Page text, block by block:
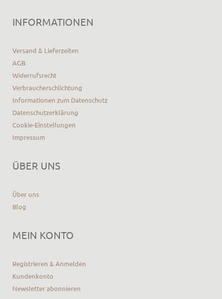
INFORMATIONEN
Versand & Lieferzeiten
AGB
Widerrufsrecht
Verbraucherschlichtung
Informationen zum Datenschutz
Datenschutzerklärung
Cookie-Einstellungen
Impressum
ÜBER UNS
Über uns
Blog
MEIN KONTO
Registrieren & Anmelden
Kundenkonto
Newsletter abonnieren